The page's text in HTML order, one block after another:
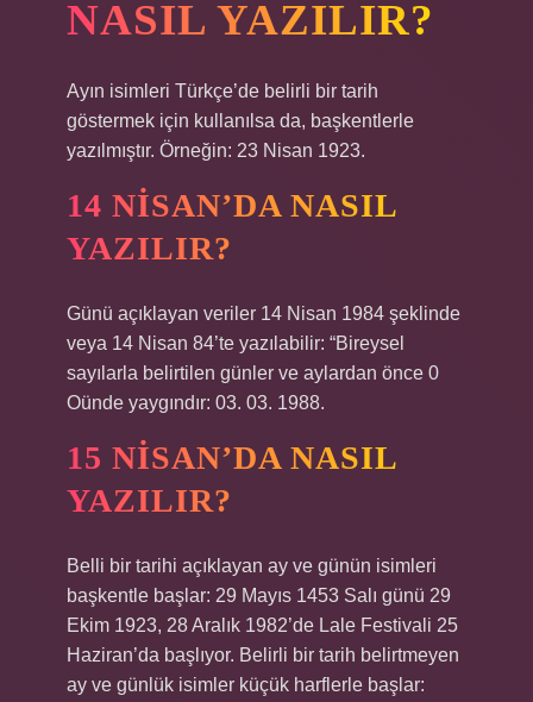
NASIL YAZILIR?
Ayın isimleri Türkçe’de belirli bir tarih
göstermek için kullanılsa da, başkentlerle
yazılmıştır. Örneğin: 23 Nisan 1923.
14 NISAN’DA NASIL
YAZILIR?
Günü açıklayan veriler 14 Nisan 1984 şeklinde
veya 14 Nisan 84’te yazılabilir: “Bireysel
sayılarla belirtilen günler ve aylardan önce 0
Oünde yaygındır: 03. 03. 1988.
15 NISAN’DA NASIL
YAZILIR?
Belli bir tarihi açıklayan ay ve günün isimleri
başkentle başlar: 29 Mayıs 1453 Salı günü 29
Ekim 1923, 28 Aralık 1982’de Lale Festivali 25
Haziran’da başlıyor. Belirli bir tarih belirtmeyen
ay ve günlük isimler küçük harflerle başlar: